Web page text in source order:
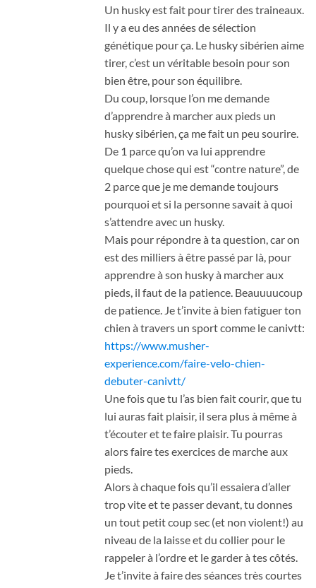
Un husky est fait pour tirer des traineaux.
Il y a eu des années de sélection
génétique pour ça. Le husky sibérien aime
tirer, c’est un véritable besoin pour son
bien être, pour son équilibre.
Du coup, lorsque l’on me demande
d’apprendre à marcher aux pieds un
husky sibérien, ça me fait un peu sourire.
De 1 parce qu’on va lui apprendre
quelque chose qui est “contre nature”, de
2 parce que je me demande toujours
pourquoi et si la personne savait à quoi
s’attendre avec un husky.
Mais pour répondre à ta question, car on
est des milliers à être passé par là, pour
apprendre à son husky à marcher aux
pieds, il faut de la patience. Beauuuucoup
de patience. Je t’invite à bien fatiguer ton
chien à travers un sport comme le canivtt:
https://www.musher-
experience.com/faire-velo-chien-
debuter-canivtt/
Une fois que tu l’as bien fait courir, que tu
lui auras fait plaisir, il sera plus à même à
t’écouter et te faire plaisir. Tu pourras
alors faire tes exercices de marche aux
pieds.
Alors à chaque fois qu’il essaiera d’aller
trop vite et te passer devant, tu donnes
un tout petit coup sec (et non violent!) au
niveau de la laisse et du collier pour le
rappeler à l’ordre et le garder à tes côtés.
Je t’invite à faire des séances très courtes